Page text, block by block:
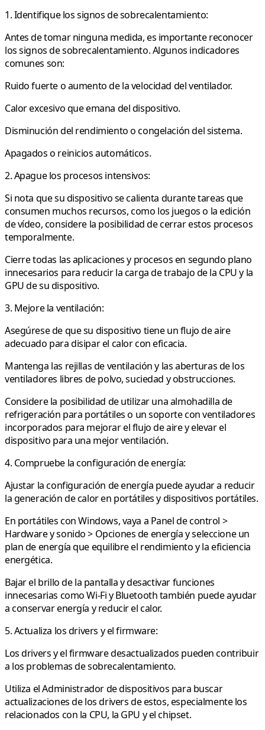
1. Identifique los signos de sobrecalentamiento:
Antes de tomar ninguna medida, es importante reconocer
los signos de sobrecalentamiento. Algunos indicadores
comunes son:
Ruido fuerte o aumento de la velocidad del ventilador.
Calor excesivo que emana del dispositivo.
Disminución del rendimiento o congelación del sistema.
Apagados o reinicios automáticos.
2. Apague los procesos intensivos:
Si nota que su dispositivo se calienta durante tareas que
consumen muchos recursos, como los juegos o la edición
de vídeo, considere la posibilidad de cerrar estos procesos
temporalmente.
Cierre todas las aplicaciones y procesos en segundo plano
innecesarios para reducir la carga de trabajo de la CPU y la
GPU de su dispositivo.
3. Mejore la ventilación:
Asegúrese de que su dispositivo tiene un flujo de aire
adecuado para disipar el calor con eficacia.
Mantenga las rejillas de ventilación y las aberturas de los
ventiladores libres de polvo, suciedad y obstrucciones.
Considere la posibilidad de utilizar una almohadilla de
refrigeración para portátiles o un soporte con ventiladores
incorporados para mejorar el flujo de aire y elevar el
dispositivo para una mejor ventilación.
4. Compruebe la configuración de energía:
Ajustar la configuración de energía puede ayudar a reducir
la generación de calor en portátiles y dispositivos portátiles.
En portátiles con Windows, vaya a Panel de control >
Hardware y sonido > Opciones de energía y seleccione un
plan de energía que equilibre el rendimiento y la eficiencia
energética.
Bajar el brillo de la pantalla y desactivar funciones
innecesarias como Wi-Fi y Bluetooth también puede ayudar
a conservar energía y reducir el calor.
5. Actualiza los drivers y el firmware:
Los drivers y el firmware desactualizados pueden contribuir
a los problemas de sobrecalentamiento.
Utiliza el Administrador de dispositivos para buscar
actualizaciones de los drivers de estos, especialmente los
relacionados con la CPU, la GPU y el chipset.